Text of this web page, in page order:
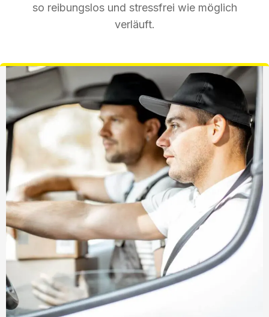
so reibungslos und stressfrei wie möglich
verläuft.